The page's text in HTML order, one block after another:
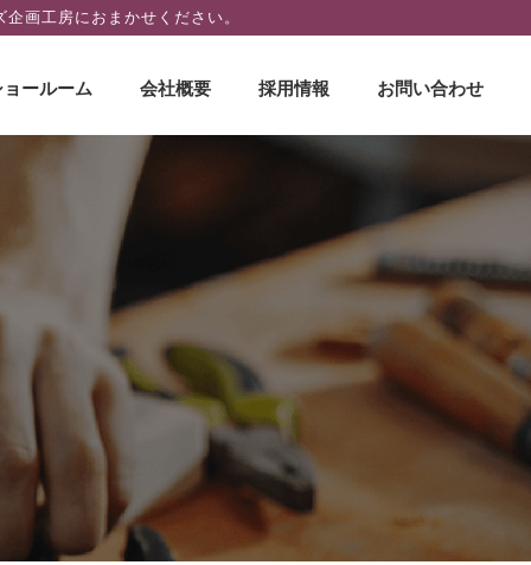
画工房におまかせください。
ールーム 会社概要 採用情報 お問い合わせ